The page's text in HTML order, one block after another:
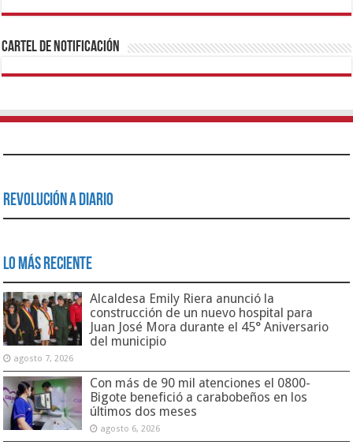
1xbetBetturkeyBetistKralbetSupertotobetTipobetMatadorbetMariobet
https://mvbcasino.com/
Cartel de Notificación
Revolución a Diario
Lo Más Reciente
Alcaldesa Emily Riera anunció la
construcción de un nuevo hospital para
Juan José Mora durante el 45° Aniversario
del municipio
agosto 7, 2026
Con más de 90 mil atenciones el 0800-
Bigote benefició a carabobeños en los
últimos dos meses
agosto 6, 2026